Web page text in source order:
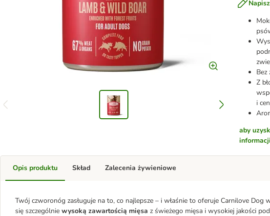
Bez
Z
i
aby
Opis produktu
Twój czworonóg zasługuje na to, co najlepsze – i właśnie to oferuje Carnilove
się szczególnie wysoką zawartością mięsa z świeżego mięsa i wysokiej jakości
Skład Zalecenia żywieniowe